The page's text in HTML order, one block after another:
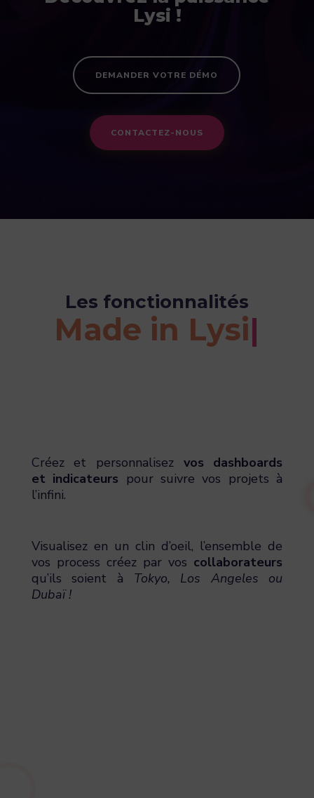
Lysi !
DEMANDER VOTRE DÉMO
CONTACTEZ-NOUS
Les fonctionnalités
Made in Lysi|
Créez et personnalisez vos dashboards
et indicateurs pour suivre vos projets à
l’infini.
Visualisez en un clin d’oeil, l’ensemble de
vos process créez par vos collaborateurs
qu’ils soient à Tokyo, Los Angeles ou
Dubaï !